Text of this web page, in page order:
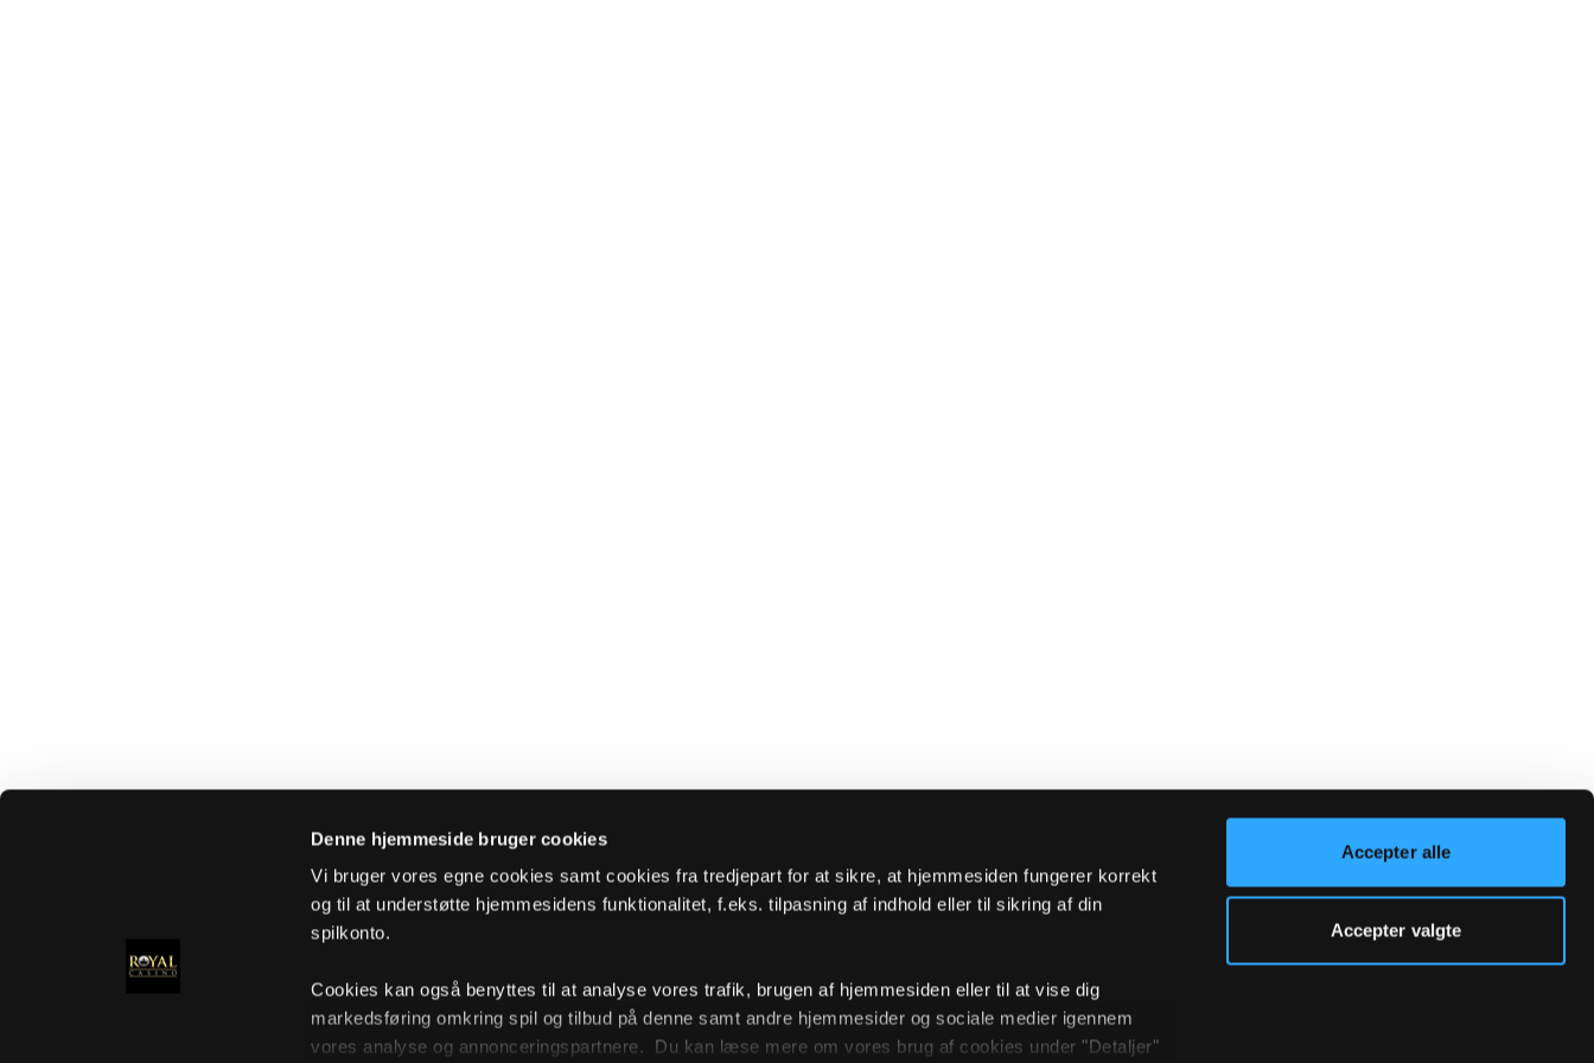
Denne hjemmeside bruger cookies
Vi bruger vores egne cookies samt cookies fra tredjepart for at sikre, at hjemmesiden fungerer korrekt
og til at understøtte hjemmesidens funktionalitet, f.eks. tilpasning af indhold eller til sikring af din
spilkonto.
Cookies kan også benyttes til at analyse vores trafik, brugen af hjemmesiden eller til at vise dig
markedsføring omkring spil og tilbud på denne samt andre hjemmesider og sociale medier igennem
vores analyse og annonceringspartnere. Du kan læse mere om vores brug af cookies under "Detaljer"
Accepter alle
Accepter valgte